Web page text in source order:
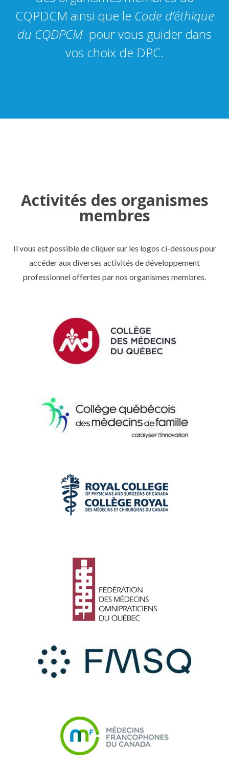
québécois
de
CQPDCM ainsi que le Code d’éthique
du CQDPCM pour vous guider dans
vos choix de DPC.
Activités des organismes
membres
Il vous est possible de cliquer sur les logos ci-dessous pour
accéder aux diverses activités de développement
professionnel offertes par nos organismes membres.